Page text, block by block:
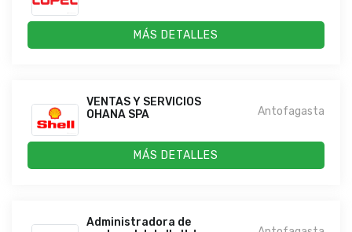
MÁS DETALLES
VENTAS Y SERVICIOS
OHANA SPA
Antofagasta
MÁS DETALLES
Administradora de